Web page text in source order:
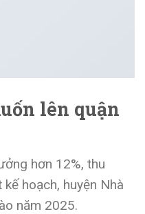
lên quận
hơn 12%, thu
hoạch, huyện Nhà
năm 2025.